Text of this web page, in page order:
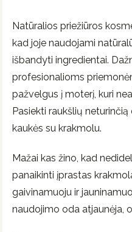
Natūralios priežiūros
kad joje naudojami
išbandyti ingredientai.
profesionalioms
pažvelgus į moterį, kuri
Pasiekti raukšlių
kaukės su krakmolu.
Mažai kas žino, kad
panaikinti įprastas
gaivinamuoju ir
naudojimo oda atjaunėja,